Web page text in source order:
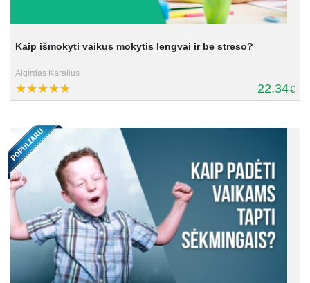
Kaip išmokyti vaikus mokytis lengvai ir be streso?
Algirdas Karalius
22.34€